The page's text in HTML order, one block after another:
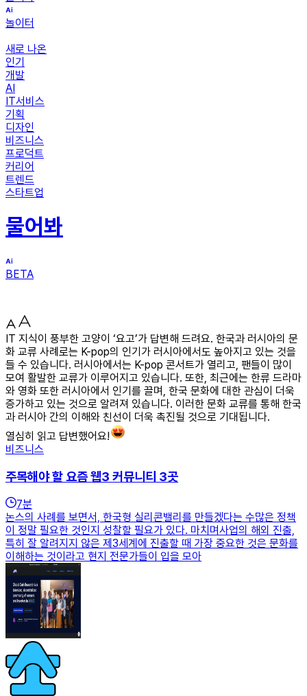
놀이터
새로 나온
인기
개발
AI
IT서비스
기획
디자인
비즈니스
프로덕트
커리어
트렌드
스타트업
물어봐
BETA
IT 지식이 풍부한 고양이 ‘요고’가 답변해 드려요. 한국과 러시아의 문
화 교류 사례로는 K-pop의 인기가 러시아에서도 높아지고 있는 것을
들 수 있습니다. 러시아에서는 K-pop 콘서트가 열리고, 팬들이 많이
모여 활발한 교류가 이루어지고 있습니다. 또한, 최근에는 한류 드라마
와 영화 또한 러시아에서 인기를 끌며, 한국 문화에 대한 관심이 더욱
증가하고 있는 것으로 알려져 있습니다. 이러한 문화 교류를 통해 한국
과 러시아 간의 이해와 친선이 더욱 촉진될 것으로 기대됩니다.
열심히 읽고 답변했어요!
비즈니스
주목해야 할 요즘 웹3 커뮤니티 3곳
7분
논스의 사례를 보면서, 한국형 실리콘밸리를 만들겠다는 수많은 정책
이 정말 필요한 것인지 성찰할 필요가 있다. 마치며사업의 해외 진출,
특히 잘 알려지지 않은 제3세계에 진출할 때 가장 중요한 것은 문화를
이해하는 것이라고 현지 전문가들이 입을 모아